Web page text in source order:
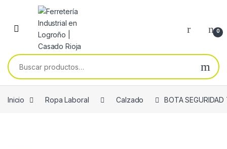
Skip to navigation
Skip to content
0
Buscar por:
Inicio Ropa Laboral Calzado BOTA SEGURIDAD